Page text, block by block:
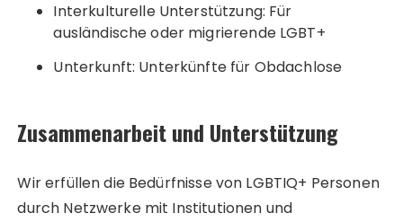
Interkulturelle Unterstützung: Für
ausländische oder migrierende LGBT+
Unterkunft: Unterkünfte für Obdachlose
Zusammenarbeit und Unterstützung
Wir erfüllen die Bedürfnisse von LGBTIQ+ Personen
durch Netzwerke mit Institutionen und